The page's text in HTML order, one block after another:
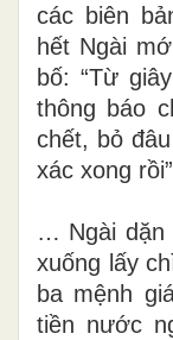
các biên
hết Ngài
bố: “Từ
thông báo
chết, bỏ
xác xong
… Ngài dặn
xuống lấy
ba mệnh
tiền nước